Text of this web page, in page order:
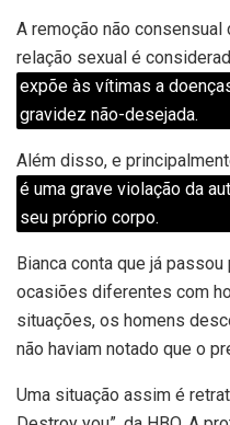
A remoção não
relação sexual é
expõe às vítimas a
gravidez não-desejada.
Além disso, e
é uma grave violação da
seu próprio corpo.
Bianca conta que já
ocasiões diferentes com
situações, os homens
não haviam notado que o
Uma situação assim é